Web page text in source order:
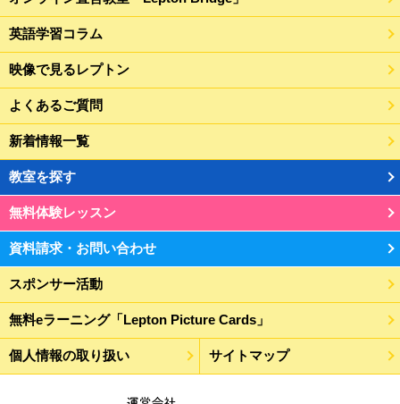
英語学習コラム
映像で見るレプトン
よくあるご質問
新着情報一覧
教室を探す
無料体験レッスン
資料請求・お問い合わせ
スポンサー活動
無料eラーニング「Lepton Picture Cards」
個人情報の取り扱い サイトマップ